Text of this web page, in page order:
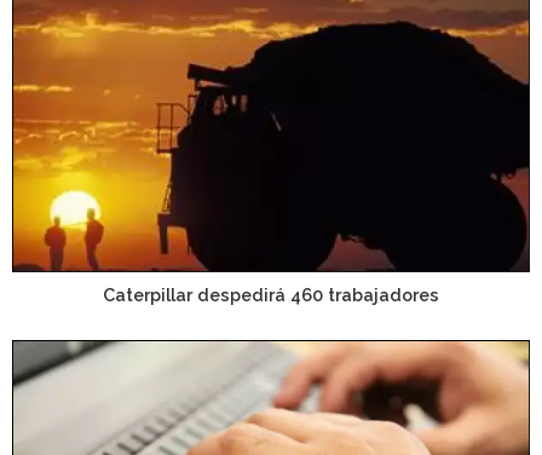
Caterpillar despedirá 460 trabajadores